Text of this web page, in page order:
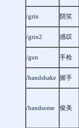
/grin 阴笑
/grin2 感叹
/gun 手枪
/handshake 握手
/handsome 俊美